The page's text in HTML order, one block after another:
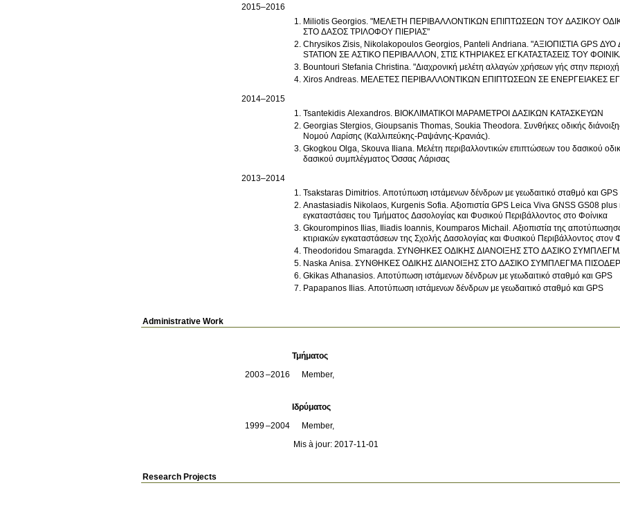
2015–2016
Miliotis Georgios. "ΜΕΛΕΤΗ ΠΕΡΙΒΑΛΛΟΝΤΙΚΩΝ ΕΠΙΠΤΩΣΕΩΝ ΤΟΥ ΔΑΣΙΚΟΥ
ΣΤΟ ΔΑΣΟΣ ΤΡΙΛΟΦΟΥ ΠΙΕΡΙΑΣ"
Chrysikos Zisis, Nikolakopoulos Georgios, Panteli Andriana. "ΑΞΙΟΠΙΣΤΙΑ GPS
STATION ΣΕ ΑΣΤΙΚΟ ΠΕΡΙΒΑΛΛΟΝ, ΣΤΙΣ ΚΤΗΡΙΑΚΕΣ ΕΓΚΑΤΑΣΤΑΣΕΙΣ ΤΟΥ
Bountouri Stefania Christina. "Διαχρονική μελέτη αλλαγών χρήσεων γής στην
Xiros Andreas. ΜΕΛΕΤΕΣ ΠΕΡΙΒΑΛΛΟΝΤΙΚΩΝ ΕΠΙΠΤΩΣΕΩΝ ΣΕ ΕΝΕΡΓΕΙΑΚΕΣ
2014–2015
Tsantekidis Alexandros. ΒΙΟΚΛΙΜΑΤΙΚΟΙ ΜΑΡΑΜΕΤΡΟΙ ΔΑΣΙΚΩΝ ΚΑΤΑΣΚΕΥΩΝ
Georgias Stergios, Gioupsanis Thomas, Soukia Theodora. Συνθήκες οδικής
Νομού Λαρίσης (Καλλιπεύκης-Ραψάνης-Κρανιάς).
Gkogkou Olga, Skouva Iliana. Μελέτη περιβαλλοντικών επιπτώσεων του δασικού
δασικού συμπλέγματος Όσσας Λάρισας
2013–2014
Tsakstaras Dimitrios. Αποτύπωση ιστάμενων δένδρων με γεωδαιτικό σταθμό και GPS
Anastasiadis Nikolaos, Kurgenis Sofia. Αξιοπιστία GPS Leica Viva GNSS GS08 plus
εγκαταστάσεις του Τμήματος Δασολογίας και Φυσικού Περιβάλλοντος στο Φοίνικα
Gkourompinos Ilias, Iliadis Ioannis, Koumparos Michail. Αξιοπιστία της
κτιριακών εγκαταστάσεων της Σχολής Δασολογίας και Φυσικού Περιβάλλοντος στον
Theodoridou Smaragda. ΣΥΝΘΗΚΕΣ ΟΔΙΚΗΣ ΔΙΑΝΟΙΞΗΣ ΣΤΟ ΔΑΣΙΚΟ
Naska Anisa. ΣΥΝΘΗΚΕΣ ΟΔΙΚΗΣ ΔΙΑΝΟΙΞΗΣ ΣΤΟ ΔΑΣΙΚΟ ΣΥΜΠΛΕΓΜΑ
Gkikas Athanasios. Αποτύπωση ιστάμενων δένδρων με γεωδαιτικό σταθμό και GPS
Papapanos Ilias. Αποτύπωση ιστάμενων δένδρων με γεωδαιτικό σταθμό και GPS
Administrative Work
Τμήματος
2003
2016 Member,
Ιδρύματος
1999
2004
Member,
Mis à jour: 2017-11-01
Research Projects